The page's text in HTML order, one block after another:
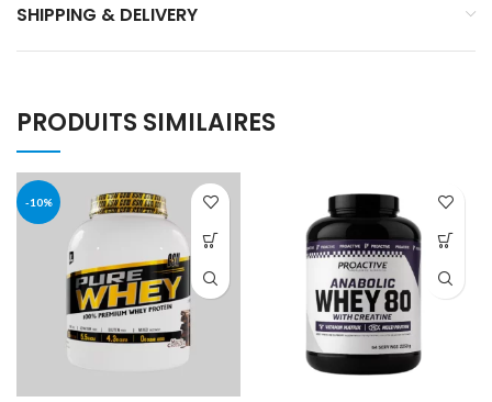
SHIPPING & DELIVERY
PRODUITS SIMILAIRES
-10%